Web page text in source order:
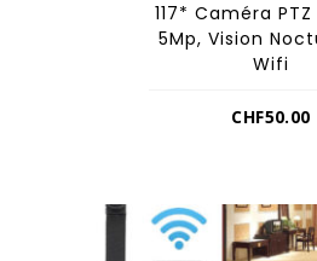
117* Caméra PTZ
5Mp, Vision
Wifi
CHF50.00